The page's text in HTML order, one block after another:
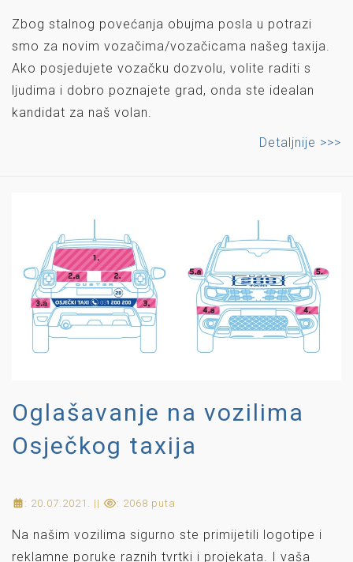
Zbog stalnog povećanja obujma posla u potrazi
smo za novim vozačima/vozačicama našeg taxija.
Ako posjedujete vozačku dozvolu, volite raditi s
ljudima i dobro poznajete grad, onda ste idealan
kandidat za naš volan.
Detaljnije >>>
Oglašavanje na vozilima
Osječkog taxija
: 20.07.2021. || : 2068 puta
Na našim vozilima sigurno ste primijetili logotipe i
reklamne poruke raznih tvrtki i projekata. I vaša